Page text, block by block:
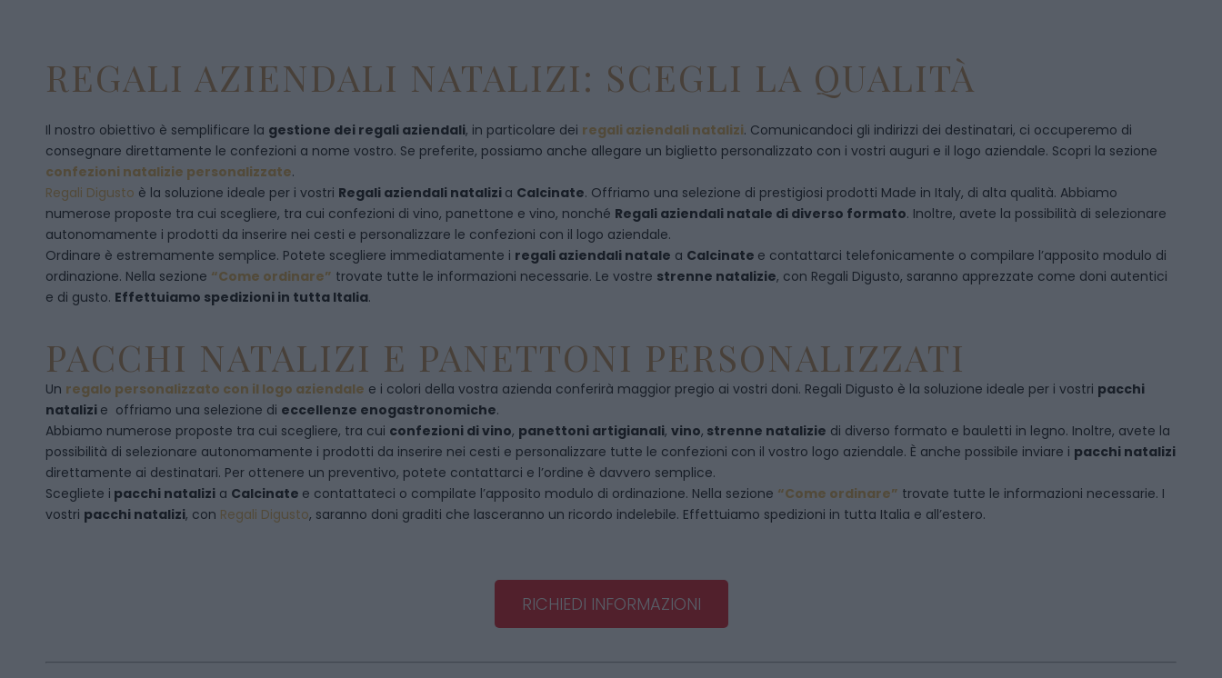
REGALI AZIENDALI NATALIZI: SCEGLI LA QUALITÀ
Il nostro obiettivo è semplificare la gestione dei regali aziendali, in particolare dei regali aziendali natalizi. Comunicandoci gli indirizzi dei destinatari, ci occuperemo di
consegnare direttamente le confezioni a nome vostro. Se preferite, possiamo anche allegare un biglietto personalizzato con i vostri auguri e il logo aziendale. Scopri la sezione
confezioni natalizie personalizzate.
Regali Digusto è la soluzione ideale per i vostri Regali aziendali natalizi a Calcinate. Offriamo una selezione di prestigiosi prodotti Made in Italy, di alta qualità. Abbiamo
numerose proposte tra cui scegliere, tra cui confezioni di vino, panettone e vino, nonché Regali aziendali natale di diverso formato. Inoltre, avete la possibilità di selezionare
autonomamente i prodotti da inserire nei cesti e personalizzare le confezioni con il logo aziendale.
Ordinare è estremamente semplice. Potete scegliere immediatamente i regali aziendali natale a Calcinate e contattarci telefonicamente o compilare l’apposito modulo di
ordinazione. Nella sezione “Come ordinare” trovate tutte le informazioni necessarie. Le vostre strenne natalizie, con Regali Digusto, saranno apprezzate come doni autentici
e di gusto. Effettuiamo spedizioni in tutta Italia.
PACCHI NATALIZI E PANETTONI PERSONALIZZATI
Un regalo personalizzato con il logo aziendale e i colori della vostra azienda conferirà maggior pregio ai vostri doni. Regali Digusto è la soluzione ideale per i vostri pacchi
natalizi e offriamo una selezione di eccellenze enogastronomiche.
Abbiamo numerose proposte tra cui scegliere, tra cui confezioni di vino, panettoni artigianali, vino, strenne natalizie di diverso formato e bauletti in legno. Inoltre, avete la
possibilità di selezionare autonomamente i prodotti da inserire nei cesti e personalizzare tutte le confezioni con il vostro logo aziendale. È anche possibile inviare i pacchi natalizi
direttamente ai destinatari. Per ottenere un preventivo, potete contattarci e l’ordine è davvero semplice.
Scegliete i pacchi natalizi a Calcinate e contattateci o compilate l’apposito modulo di ordinazione. Nella sezione “Come ordinare” trovate tutte le informazioni necessarie. I
vostri pacchi natalizi, con Regali Digusto, saranno doni graditi che lasceranno un ricordo indelebile. Effettuiamo spedizioni in tutta Italia e all’estero.
RICHIEDI INFORMAZIONI